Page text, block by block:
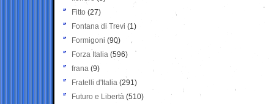
Fitto (27)
Fontana di Trevi (1)
Formigoni (90)
Forza Italia (596)
frana (9)
Fratelli d'Italia (291)
Futuro e Libertà (510)